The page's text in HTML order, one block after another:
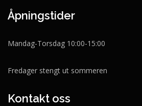
Åpningstider
Mandag-Torsdag 10:00-15:00
Fredager stengt ut sommeren
Kontakt oss